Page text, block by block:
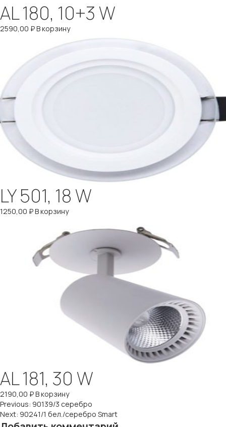
AL 180, 10+3 W
2590,00 ₽В корзину
LY 501, 18 W
1250,00 ₽В корзину
AL 181, 30 W
2190,00 ₽В корзину
Навигация
Previous: 90139/3 серебро
Next: 90241/1 бел./серебро Smart